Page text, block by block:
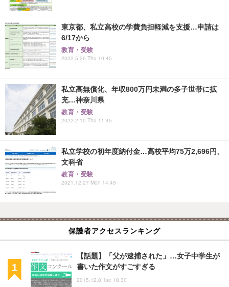
東京都、私立高校の学費負担軽減を支援…申請は
6/17から
教育・受験
2022.5.26 Thu 10:45
私立高無償化、年収800万円未満の多子世帯に拡
充…神奈川県
教育・受験
2022.2.10 Thu 11:45
私立学校の初年度納付金…高校平均75万2,696円、
文科省
教育・受験
2021.12.27 Mon 14:45
保護者アクセスランキング
【話題】「父が逮捕された」…女子中学生が
書いた作文がすごすぎる
2015.12.8 Tue 18:30